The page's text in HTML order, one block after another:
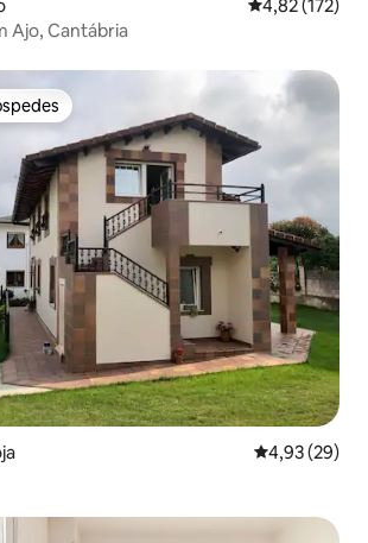
4,82 de uma
4,82 (172)
Ajo, Cantábria
4,93 de uma
4,93 (29)